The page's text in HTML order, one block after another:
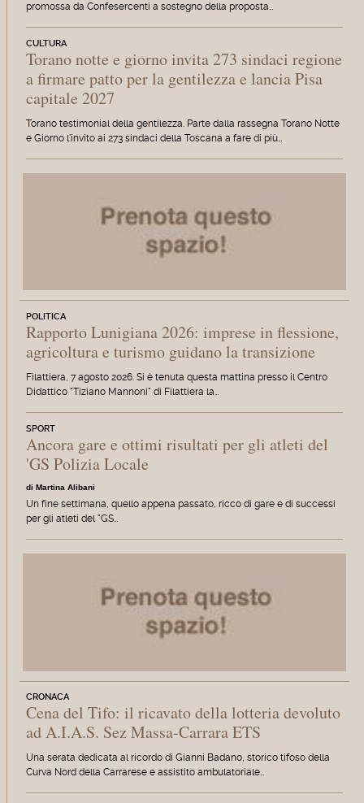
promossa da Confesercenti a sostegno della proposta…
CULTURA
Torano notte e giorno invita 273 sindaci regione
a firmare patto per la gentilezza e lancia Pisa
capitale 2027
Torano testimonial della gentilezza. Parte dalla rassegna Torano Notte
e Giorno l'invito ai 273 sindaci della Toscana a fare di più…
POLITICA
Rapporto Lunigiana 2026: imprese in flessione,
agricoltura e turismo guidano la transizione
Filattiera, 7 agosto 2026. Si è tenuta questa mattina presso il Centro
Didattico "Tiziano Mannoni" di Filattiera la…
SPORT
Ancora gare e ottimi risultati per gli atleti del
'GS Polizia Locale
di Martina Alibani
Un fine settimana, quello appena passato, ricco di gare e di successi
per gli atleti del "GS…
CRONACA
Cena del Tifo: il ricavato della lotteria devoluto
ad A.I.A.S. Sez Massa-Carrara ETS
Una serata dedicata al ricordo di Gianni Badano, storico tifoso della
Curva Nord della Carrarese e assistito ambulatoriale…